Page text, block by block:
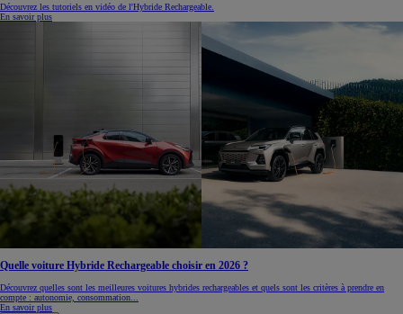
Découvrez les tutoriels en vidéo de l'Hybride Rechargeable.
En savoir plus
Quelle voiture Hybride Rechargeable choisir en 2026 ?
Découvrez quelles sont les meilleures voitures hybrides rechargeables et quels sont les critères à prendre en
compte : autonomie, consommation...
En savoir plus